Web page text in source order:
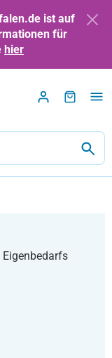
ist auf
für
hier